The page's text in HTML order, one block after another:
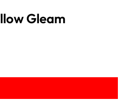
Gleam